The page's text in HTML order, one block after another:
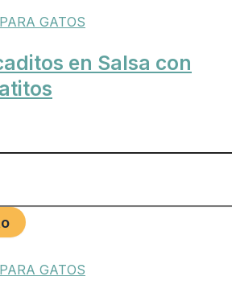
GATOS
en Salsa con
GATOS